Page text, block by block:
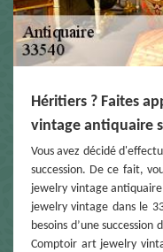
Héritiers ? Faites
vintage antiquaire
Vous avez décidé
succession. De ce fait,
jewelry vintage
jewelry vintage dans le
besoins d’une
Comptoir art jewelry